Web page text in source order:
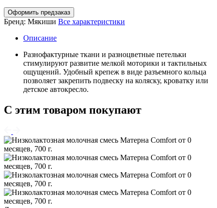
Оформить предзаказ
Бренд: Мякиши Все характеристики
Описание
Разнофактурные ткани и разноцветные петельки
стимулируют развитие мелкой моторики и тактильных
ощущений. Удобный крепеж в виде разъемного кольца
позволяет закрепить подвеску на коляску, кроватку или
детское автокресло.
С этим товаром покупают